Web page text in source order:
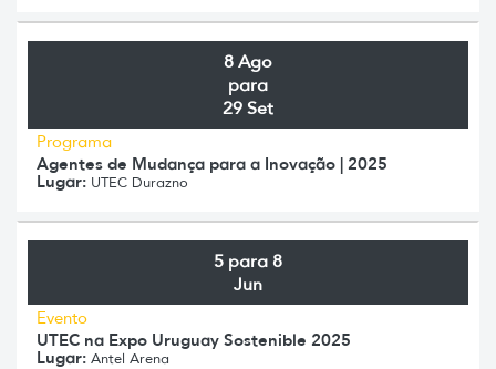
8 Ago
para
29 Set
Programa
Agentes de Mudança para a Inovação | 2025
Lugar: UTEC Durazno
5 para 8
Jun
Evento
UTEC na Expo Uruguay Sostenible 2025
Lugar: Antel Arena